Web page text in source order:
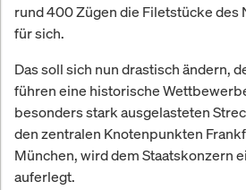
rund 400 Zügen die Filetstücke des
für sich.
Das soll sich nun drastisch ändern,
führen eine historische
besonders stark ausgelasteten
den zentralen Knotenpunkten
München, wird dem Staatskonzern
auferlegt.